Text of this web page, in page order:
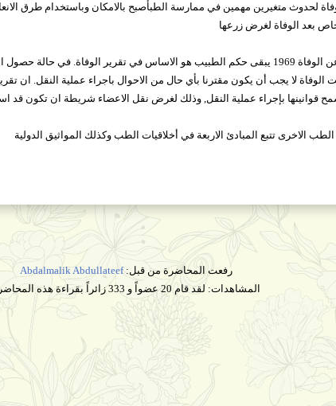
لحدوث متغيرين مهمين في ممارسة الطبأصبح بالامكان وباستخدام طرق
بعد الوفاة لغرض زرعها
نص إعلان الجمعية الطبية العالمية عن الوفاة 1969 يبقى حكم الطبيب هو الاساس في تقرير
الوفاة لا يجب أن يكون مقترنا بأي حال من الاحوال باجراء عملية النقل. ان
قوانينها بإجراء عملية النقل, وذلك لغرض نقل الاعضاء شريطة ان تكون قد
الاخرى تتبع المبادئ الاربعة في أخلاقيات الطب وكذلك المواثيق الدولية
رفعت المحاضرة من قبل:Abdalmalik Abdullateef
المشاهدات: لقد قام 20 عضواً و 333 زائراً بقراءة هذه المحاضرة